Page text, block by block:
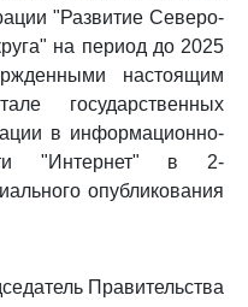
"Развитие Северо-
на период до 2025
настоящим
государственных
в информационно-
"Интернет" в 2-
опубликования
Правительства